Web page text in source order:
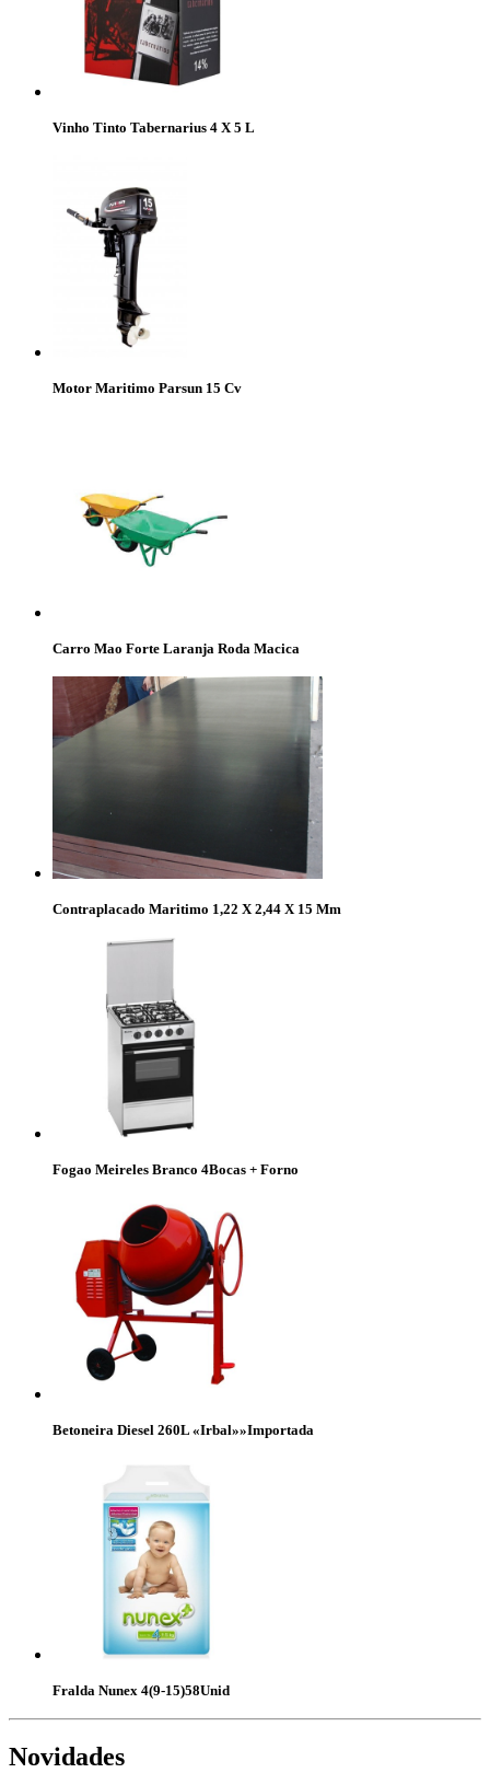
Vinho Tinto Tabernarius 4 X 5 L
Motor Maritimo Parsun 15 Cv
Carro Mao Forte Laranja Roda Macica
Contraplacado Maritimo 1,22 X 2,44 X 15 Mm
Fogao Meireles Branco 4Bocas + Forno
Betoneira Diesel 260L «Irbal»»Importada
Fralda Nunex 4(9-15)58Unid
Novidades